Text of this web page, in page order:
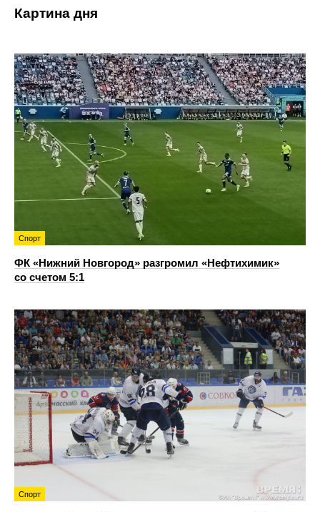
Картина дня
Спорт
ФК «Нижний Новгород» разгромил «Нефтихимик»
со счетом 5:1
Спорт